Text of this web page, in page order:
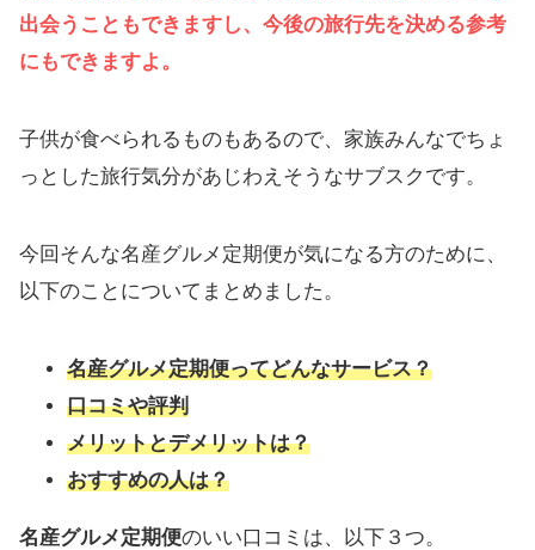
出会うこともできますし、今後の旅行先を決める参考
にもできますよ。
子供が食べられるものもあるので、家族みんなでちょ
っとした旅行気分があじわえそうなサブスクです。
今回そんな名産グルメ定期便が気になる方のために、
以下のことについてまとめました。
名産グルメ定期便ってどんなサービス？
口コミや評判
メリットとデメリットは？
おすすめの人は？
名産グルメ定期便のいい口コミは、以下３つ。